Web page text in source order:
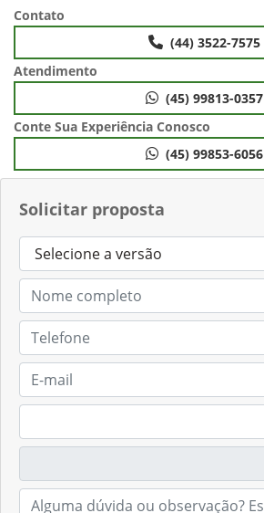
Solicitar proposta
Contato
(44) 3522-7575
Atendimento
(45) 99813-0357
Conte Sua Experiência Conosco
(45) 99853-6056